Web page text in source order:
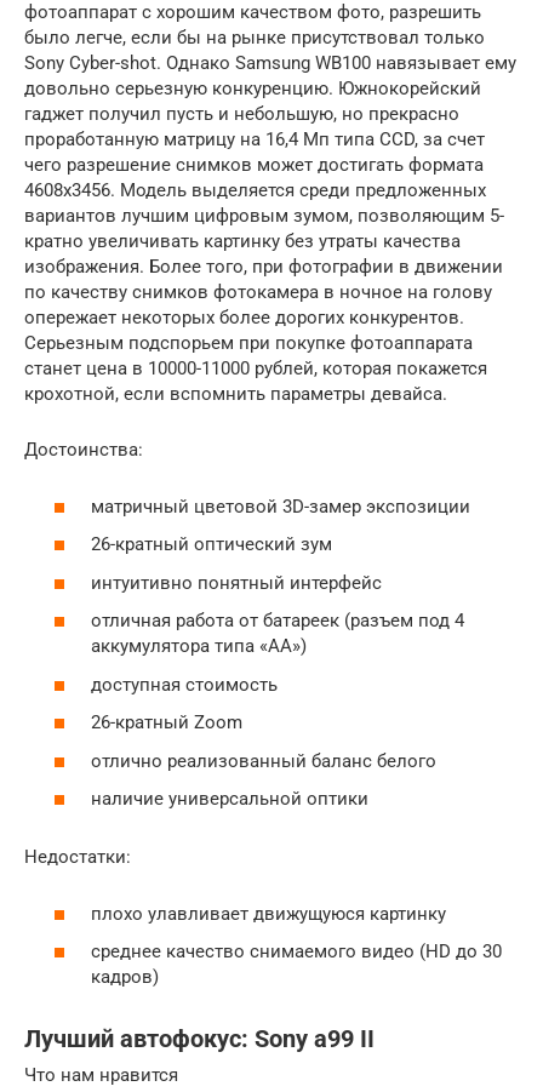
фотоаппарат с хорошим качеством фото, разрешить
было легче, если бы на рынке присутствовал только
Sony Cyber-shot. Однако Samsung WB100 навязывает ему
довольно серьезную конкуренцию. Южнокорейский
гаджет получил пусть и небольшую, но прекрасно
проработанную матрицу на 16,4 Мп типа CCD, за счет
чего разрешение снимков может достигать формата
4608х3456. Модель выделяется среди предложенных
вариантов лучшим цифровым зумом, позволяющим 5-
кратно увеличивать картинку без утраты качества
изображения. Более того, при фотографии в движении
по качеству снимков фотокамера в ночное на голову
опережает некоторых более дорогих конкурентов.
Серьезным подспорьем при покупке фотоаппарата
станет цена в 10000-11000 рублей, которая покажется
крохотной, если вспомнить параметры девайса.
Достоинства:
матричный цветовой 3D-замер экспозиции
26-кратный оптический зум
интуитивно понятный интерфейс
отличная работа от батареек (разъем под 4
аккумулятора типа «АА»)
доступная стоимость
26-кратный Zoom
отлично реализованный баланс белого
наличие универсальной оптики
Недостатки:
плохо улавливает движущуюся картинку
среднее качество снимаемого видео (HD до 30
кадров)
Лучший автофокус: Sony a99 II
Что нам нравится